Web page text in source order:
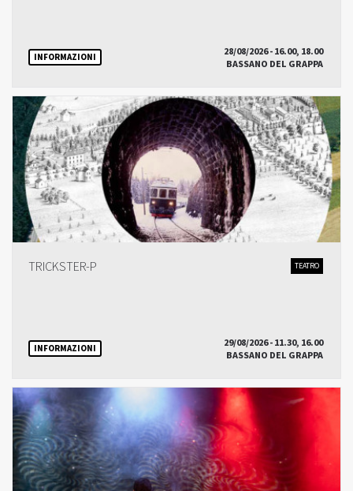
INFORMAZIONI
28/08/2026 - 16.00, 18.00
BASSANO DEL GRAPPA
TRICKSTER-P TEATRO
INFORMAZIONI
29/08/2026 - 11.30, 16.00
BASSANO DEL GRAPPA